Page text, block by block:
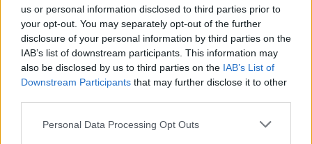
us or personal information disclosed to third parties prior to
your opt-out. You may separately opt-out of the further
disclosure of your personal information by third parties on the
IAB’s list of downstream participants. This information may
also be disclosed by us to third parties on the IAB’s List of
Downstream Participants that may further disclose it to other
Please note that this website/app uses one or more Google
Personal Data Processing Opt Outs
Όταν το ψέμα τηρεί ωράριο
γραφείου
07.08.2026, 06:33
υποσχόμενη
από την άποψη
των
δυνατοτήτων
βελτιστοποίησης